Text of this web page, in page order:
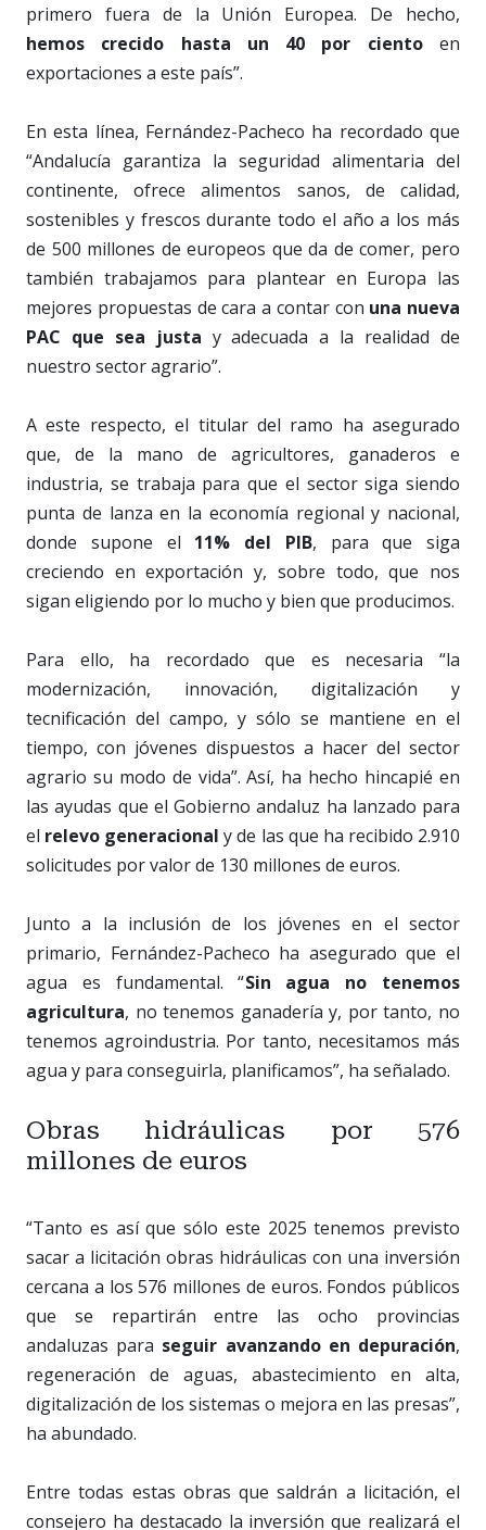
primero fuera de la Unión Europea. De hecho,
hemos crecido hasta un 40 por cientoen
exportaciones a este país”.
En esta línea, Fernández-Pacheco ha recordado que
“Andalucía garantiza la seguridad alimentaria del
continente, ofrece alimentos sanos, de calidad,
sostenibles y frescos durante todo el año a los más
de 500 millones de europeos que da de comer, pero
también trabajamos para plantear en Europa las
mejores propuestas de cara a contar con una nueva
PAC que sea justa y adecuada a la realidad de
nuestro sector agrario”.
A este respecto, el titular del ramo ha asegurado
que, de la mano de agricultores, ganaderos e
industria, se trabaja para que el sector siga siendo
punta de lanza en la economía regional y nacional,
donde supone el 11% del PIB, para que siga
creciendo en exportación y, sobre todo, que nos
sigan eligiendo por lo mucho y bien que producimos.
Para ello, ha recordado que es necesaria “la
modernización, innovación, digitalización y
tecnificación del campo, y sólo se mantiene en el
tiempo, con jóvenes dispuestos a hacer del sector
agrario su modo de vida”. Así, ha hecho hincapié en
las ayudas que el Gobierno andaluz ha lanzado para
el relevo generacional y de las que ha recibido 2.910
solicitudes por valor de 130 millones de euros.
Junto a la inclusión de los jóvenes en el sector
primario, Fernández-Pacheco ha asegurado que el
agua es fundamental. “Sin agua no tenemos
agricultura, no tenemos ganadería y, por tanto, no
tenemos agroindustria. Por tanto, necesitamos más
agua y para conseguirla, planificamos”, ha señalado.
Obras hidráulicas por 576
millones de euros
“Tanto es así que sólo este 2025 tenemos previsto
sacar a licitación obras hidráulicas con una inversión
cercana a los 576 millones de euros. Fondos públicos
que se repartirán entre las ocho provincias
andaluzas para seguir avanzando en depuración,
regeneración de aguas, abastecimiento en alta,
digitalización de los sistemas o mejora en las presas”,
ha abundado.
Entre todas estas obras que saldrán a licitación, el
consejero ha destacado la inversión que realizará el